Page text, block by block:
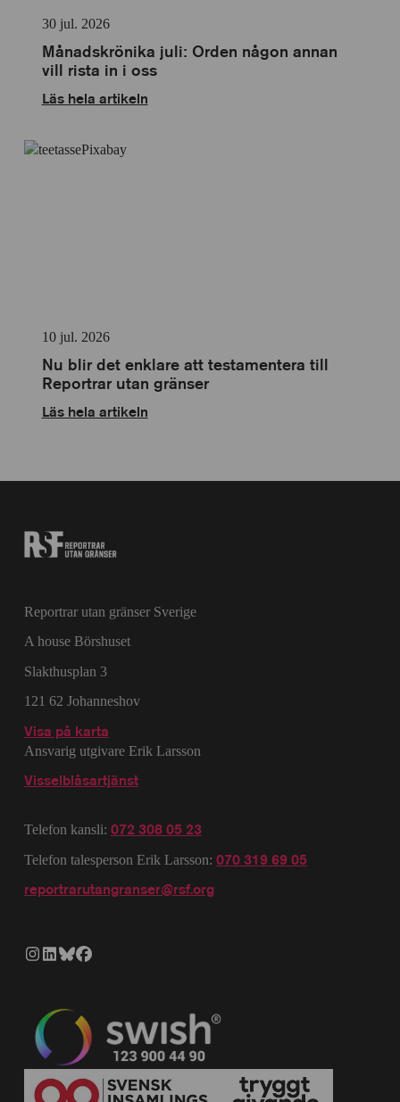
30 jul. 2026
Månadskrönika juli: Orden någon annan
vill rista in i oss
Läs hela artikeln
10 jul. 2026
Nu blir det enklare att testamentera till
Reportrar utan gränser
Läs hela artikeln
Reportrar utan gränser Sverige
A house Börshuset
Slakthusplan 3
121 62 Johanneshov
Visa på karta
Ansvarig utgivare Erik Larsson
Visselblåsartjänst
Telefon kansli: 072 308 05 23
Telefon talesperson Erik Larsson: 070 319 69 05
reportrarutangranser@rsf.org